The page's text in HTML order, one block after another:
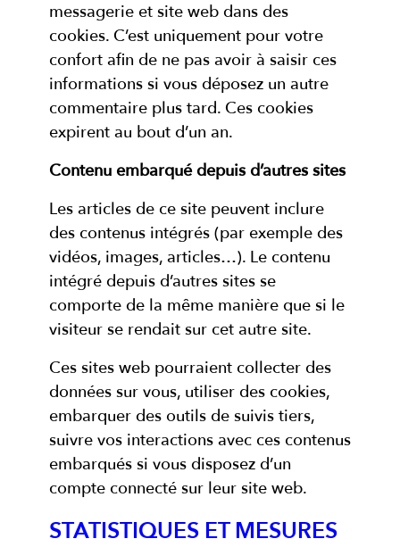
messagerie et site web dans des
cookies. C’est uniquement pour votre
confort afin de ne pas avoir à saisir ces
informations si vous déposez un autre
commentaire plus tard. Ces cookies
expirent au bout d’un an.
Contenu embarqué depuis d’autres sites
Les articles de ce site peuvent inclure
des contenus intégrés (par exemple des
vidéos, images, articles…). Le contenu
intégré depuis d’autres sites se
comporte de la même manière que si le
visiteur se rendait sur cet autre site.
Ces sites web pourraient collecter des
données sur vous, utiliser des cookies,
embarquer des outils de suivis tiers,
suivre vos interactions avec ces contenus
embarqués si vous disposez d’un
compte connecté sur leur site web.
STATISTIQUES ET MESURES